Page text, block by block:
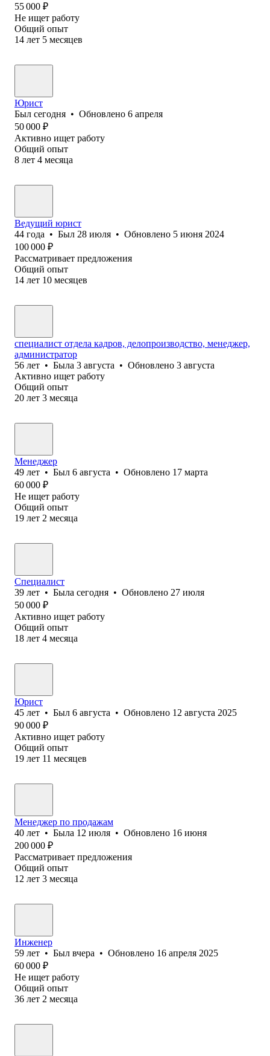
55 000 ₽
Не ищет работу
Общий опыт
14 лет 5 месяцев
Юрист
Был сегодня • Обновлено 6 апреля
50 000 ₽
Активно ищет работу
Общий опыт
8 лет 4 месяца
Ведущий юрист
44 года • Был 28 июля • Обновлено 5 июня 2024
100 000 ₽
Рассматривает предложения
Общий опыт
14 лет 10 месяцев
специалист отдела кадров, делопроизводство, менеджер,
администратор
56 лет • Была 3 августа • Обновлено 3 августа
Активно ищет работу
Общий опыт
20 лет 3 месяца
Менеджер
49 лет • Был 6 августа • Обновлено 17 марта
60 000 ₽
Не ищет работу
Общий опыт
19 лет 2 месяца
Специалист
39 лет • Была сегодня • Обновлено 27 июля
50 000 ₽
Активно ищет работу
Общий опыт
18 лет 4 месяца
Юрист
45 лет • Был 6 августа • Обновлено 12 августа 2025
90 000 ₽
Активно ищет работу
Общий опыт
19 лет 11 месяцев
Менеджер по продажам
40 лет • Была 12 июля • Обновлено 16 июня
200 000 ₽
Рассматривает предложения
Общий опыт
12 лет 3 месяца
Инженер
59 лет • Был вчера • Обновлено 16 апреля 2025
60 000 ₽
Не ищет работу
Общий опыт
36 лет 2 месяца